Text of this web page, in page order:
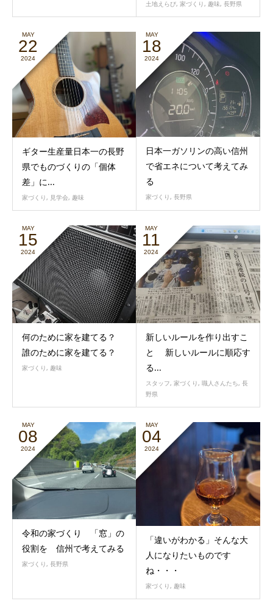
土地えらび, 家づくり , 趣味, 長野県
MAY
22
2024
ギター生産量日本一の長野
県でものづくりの「個体
差」に...
家づくり, 見学会, 趣味
MAY
18
2024
日本一ガソリンの高い信州
で省エネについて考えてみ
る
家づくり, 長野県
MAY
15
2024
何のために家を建てる？
誰のために家を建てる？
家づくり , 趣味
MAY
11
2024
新しいルールを作り出すこ
と 新しいルールに順応す
る...
スタッフ, 家づくり , 職人さんたち, 長
野県
MAY
08
2024
令和の家づくり 「窓」の
役割を 信州で考えてみる
家づくり, 長野県
MAY
04
2024
「違いがわかる」そんな大
人になりたいものです
ね・・・
家づくり , 趣味